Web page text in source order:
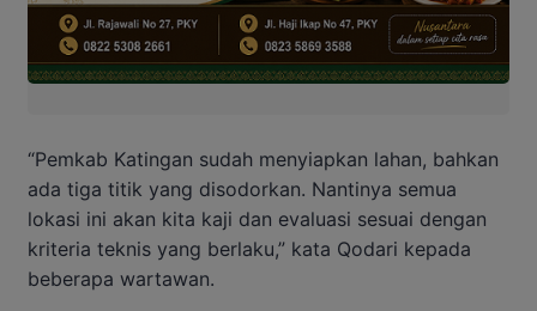
“Pemkab Katingan sudah menyiapkan lahan, bahkan
ada tiga titik yang disodorkan. Nantinya semua
lokasi ini akan kita kaji dan evaluasi sesuai dengan
kriteria teknis yang berlaku,” kata Qodari kepada
beberapa wartawan.